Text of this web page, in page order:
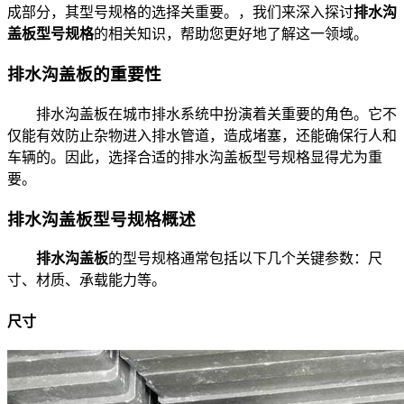
成部分，其型号规格的选择关重要。，我们来深入探讨排水沟
盖板型号规格的相关知识，帮助您更好地了解这一领域。
排水沟盖板的重要性
排水沟盖板在城市排水系统中扮演着关重要的角色。它不
仅能有效防止杂物进入排水管道，造成堵塞，还能确保行人和
车辆的。因此，选择合适的排水沟盖板型号规格显得尤为重
要。
排水沟盖板型号规格概述
排水沟盖板的型号规格通常包括以下几个关键参数：尺
寸、材质、承载能力等。
尺寸